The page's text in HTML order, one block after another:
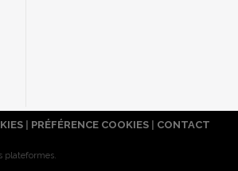
PRÉFÉRENCE COOKIES CONTACT
plateformes.